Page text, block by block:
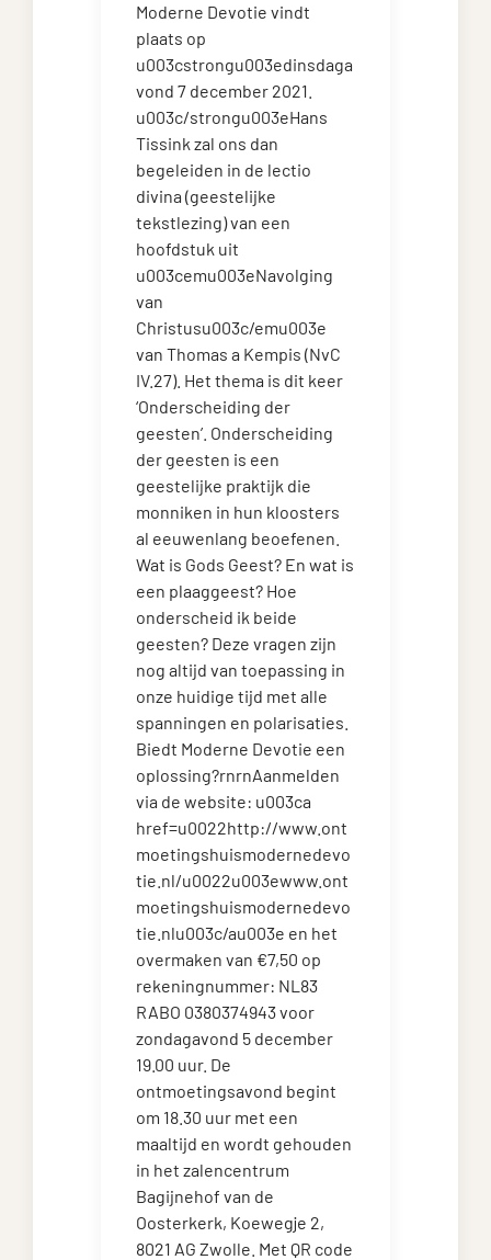
Moderne Devotie vindt
plaats op
u003cstrongu003edinsdaga
vond 7 december 2021.
u003c/strongu003eHans
Tissink zal ons dan
begeleiden in de lectio
divina (geestelijke
tekstlezing) van een
hoofdstuk uit
u003cemu003eNavolging
van
Christusu003c/emu003e
van Thomas a Kempis (NvC
IV.27). Het thema is dit keer
‘Onderscheiding der
geesten’. Onderscheiding
der geesten is een
geestelijke praktijk die
monniken in hun kloosters
al eeuwenlang beoefenen.
Wat is Gods Geest? En wat is
een plaaggeest? Hoe
onderscheid ik beide
geesten? Deze vragen zijn
nog altijd van toepassing in
onze huidige tijd met alle
spanningen en polarisaties.
Biedt Moderne Devotie een
oplossing?rnrnAanmelden
via de website: u003ca
href=u0022http://www.ont
moetingshuismodernedevo
tie.nl/u0022u003ewww.ont
moetingshuismodernedevo
tie.nlu003c/au003e en het
overmaken van €7,50 op
rekeningnummer: NL83
RABO 0380374943 voor
zondagavond 5 december
19.00 uur. De
ontmoetingsavond begint
om 18.30 uur met een
maaltijd en wordt gehouden
in het zalencentrum
Bagijnehof van de
Oosterkerk, Koewegje 2,
8021 AG Zwolle. Met QR code